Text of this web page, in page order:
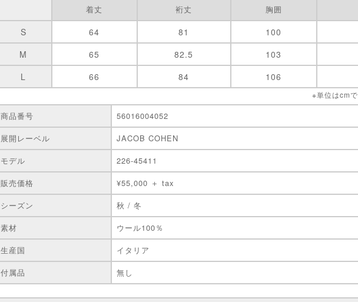
着丈 裄丈 胸囲
S 64 81 100
M
65 82.5 103
L
66 84 106
※単位はcm
商品番号
56016004052
展開レーベル
JACOB COHEN
モデル
226-45411
販売価格
¥55,000 ＋ tax
シーズン
秋 / 冬
素材
ウール100％
生産国
イタリア
付属品
無し